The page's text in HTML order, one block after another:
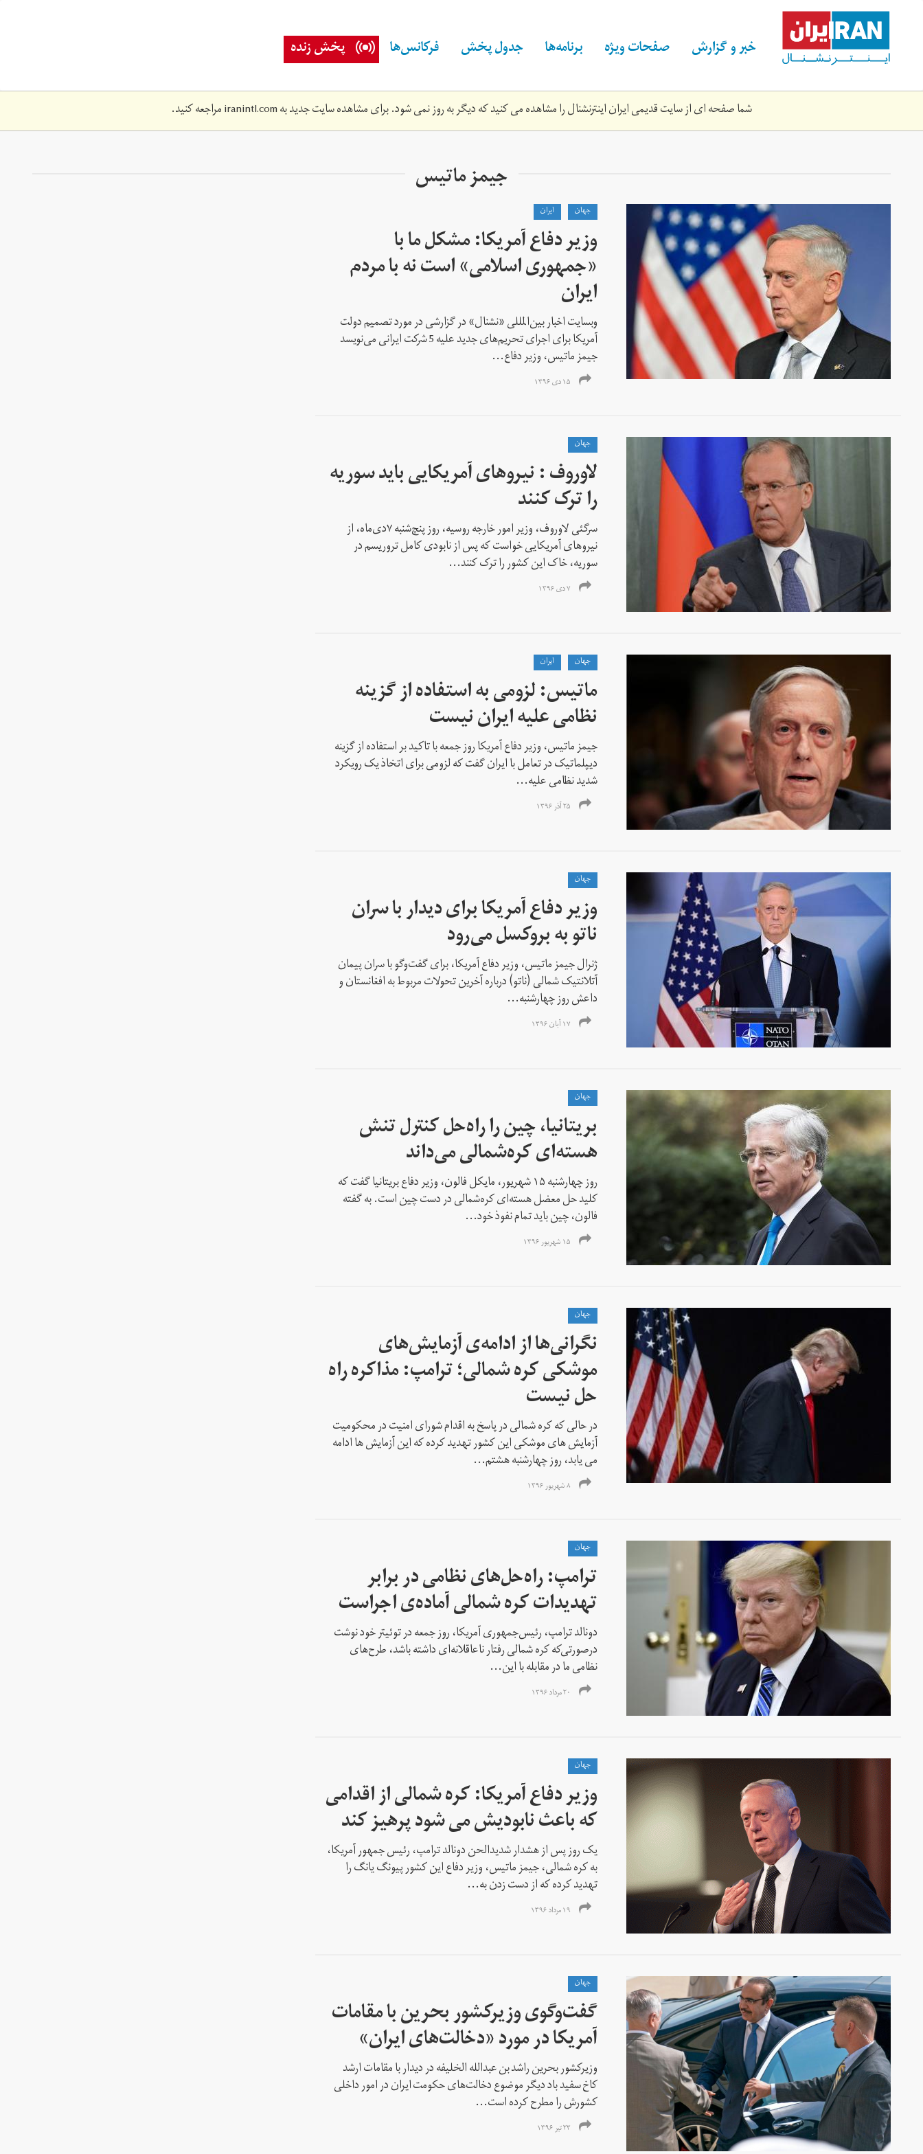
content خبر و گزارش صفحات ویژه برنامه‌ها جدول پخش فرکانس‌ها پخش زنده
شما صفحه ای از سایت قدیمی ایران اینترنشنال را مشاهده می کنید که دیگر به روز نمی شود. برای مشاهده سایت جدید بهiranintl.comمراجعه کنید.
جیمز ماتیس
جهان ايران
وزیر دفاع آمریکا: مشکل ما با
«جمهوری اسلامی» است نه با مردم
ایران
وبسایت اخبار بین‌المللی «نشنال» در گزارشی در مورد تصمیم دولت
آمریکا برای اجرای تحریم‌های جدید علیه 5 شرکت ایرانی می‌نویسد
جیمز ماتیس، وزیر دفاع...
۱۵ دی ۱۳۹۶
جهان
لاوروف : نیروهای آمریکایی باید سوریه
را ترک کنند
سرگئی لاوروف، وزیر امور خارجه روسیه، روز پنچ‌شنبه ۷دی‌ماه، از
نیروهای آمریکایی خواست که پس از نابودی کامل تروریسم در
سوریه، خاک این کشور را ترک کنند...
۷ دی ۱۳۹۶
جهان ايران
ماتیس: لزومی به استفاده از گزینه
نظامی علیه ایران نیست
جیمز ماتیس، وزیر دفاع آمریکا روز جمعه با تاکید بر استفاده از گزینه
دیپلماتیک در تعامل با ایران گفت که لزومی برای اتخاذ یک رویکرد
شدید نظامی علیه...
۲۵ آذر ۱۳۹۶
جهان
وزیر دفاع آمریکا برای دیدار با سران
ناتو به بروکسل می‌رود
ژنرال جیمز ماتیس، وزیر دفاع آمریکا، برای گفت‌وگو با سران پیمان
آتلانتیک شمالی (ناتو) درباره آخرین تحولات مربوط به افغانستان و
داعش روز چهارشنبه...
۱۷ آبان ۱۳۹۶
جهان
بریتانیا، چین را راه‌حل کنترل تنش
هسته‌ای کره‌شمالی می‌داند
روز چهارشنبه ۱۵ شهریور، مایکل فالون، وزیر دفاع بریتانیا گفت که
کلید حل معضل هسته‌ای کره‌شمالی در دست چین است. به گفته
فالون، چین باید تمام نفوذ خود...
۱۵ شهریور ۱۳۹۶
جهان
نگرانی‌ها از ادامه‌ی آزمایش‌های
موشکی کره شمالی؛ ترامپ: مذاکره راه
حل نیست
در حالی که کره شمالی در پاسخ به اقدام شورای امنیت در محکومیت
آزمایش های موشکی این کشور تهدید کرده که این آزمایش ها ادامه
می یابد، روز چهارشنبه هشتم...
۸ شهریور ۱۳۹۶
جهان
ترامپ: راه‌حل‌های نظامی در برابر
تهدیدات کره شمالی آماده‌ی اجراست
دونالد ترامپ، رئیس‌جمهوری آمریکا، روز جمعه در توئیتر خود نوشت
درصورتی‌که کره شمالی رفتار ناعاقلانه‌ای داشته باشد، طرح‌های
نظامی ما در مقابله با این...
۲۰ مرداد ۱۳۹۶
جهان
وزیر دفاع آمریکا: کره شمالی از اقدامی
که باعث نابودیش می شود پرهیز کند
یک روز پس از هشدار شدیدالحن دونالد ترامپ، رئیس جمهور آمریکا،
به کره شمالی، جیمز ماتیس، وزیر دفاع این کشور پیونگ یانگ را
تهدید کرده که از دست زدن به...
۱۹ مرداد ۱۳۹۶
جهان
گفت‌وگوی وزیر‌کشور بحرین با مقامات
آمریکا در مورد «دخالت‌های ایران»
وزیر‌کشور بحرین راشد بن عبدالله الخلیفه در دیدار با مقامات ارشد
کاخ سفید باد دیگر موضوع دخالت‌های حکومت ایران در امور داخلی
کشورش را مطرح کرده است...
۲۳ تیر ۱۳۹۶